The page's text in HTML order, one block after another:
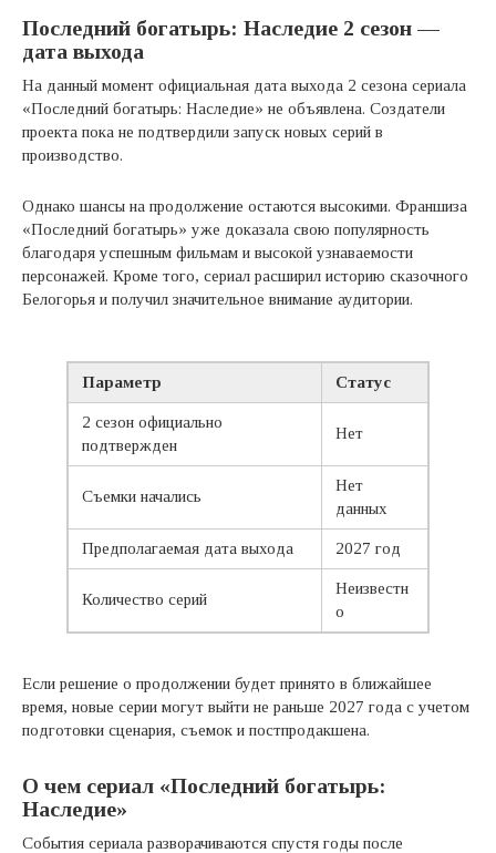
Последний богатырь: Наследие 2 сезон —
дата выхода
На данный момент официальная дата выхода 2 сезона сериала
«Последний богатырь: Наследие» не объявлена. Создатели
проекта пока не подтвердили запуск новых серий в
производство.
Однако шансы на продолжение остаются высокими. Франшиза
«Последний богатырь» уже доказала свою популярность
благодаря успешным фильмам и высокой узнаваемости
персонажей. Кроме того, сериал расширил историю сказочного
Белогорья и получил значительное внимание аудитории.
Параметр Статус
2 сезон официально
подтвержден
Нет
Съемки начались
Нет
данных
Предполагаемая дата выхода 2027 год
Количество серий
Неизвестн
о
Если решение о продолжении будет принято в ближайшее
время, новые серии могут выйти не раньше 2027 года с учетом
подготовки сценария, съемок и постпродакшена.
О чем сериал «Последний богатырь:
Наследие»
События сериала разворачиваются спустя годы после